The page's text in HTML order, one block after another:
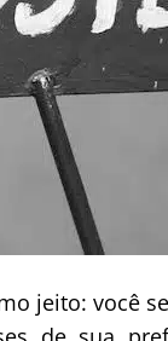
jeito: você